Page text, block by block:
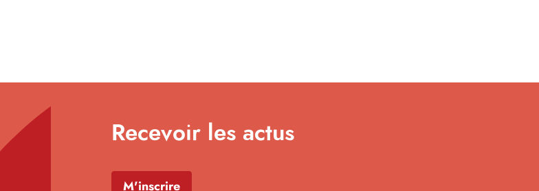
Recevoir les actus
M'inscrire